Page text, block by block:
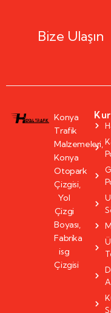
Bize Ulaşın
Konya
Trafik
Malzemeleri,
Konya
Otopark
Çizgisi,
Yol
Çizgi
Boyası,
Fabrika
isg
Çizgisi